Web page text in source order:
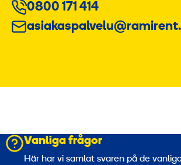
0800 171 414
Vanliga frågor
Här har vi samlat svaren på de